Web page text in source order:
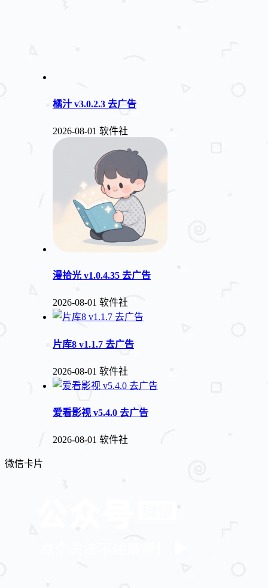
橘汁 v3.0.2.3 去广告
2026-08-01 软件社
漫拾光 v1.0.4.35 去广告
2026-08-01 软件社
片库8 v1.1.7 去广告
2026-08-01 软件社
爱看影视 v5.4.0 去广告
2026-08-01 软件社
微信卡片